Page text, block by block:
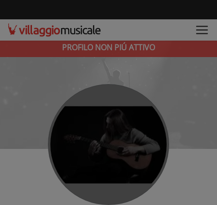
PROFILO NON PIÚ ATTIVO